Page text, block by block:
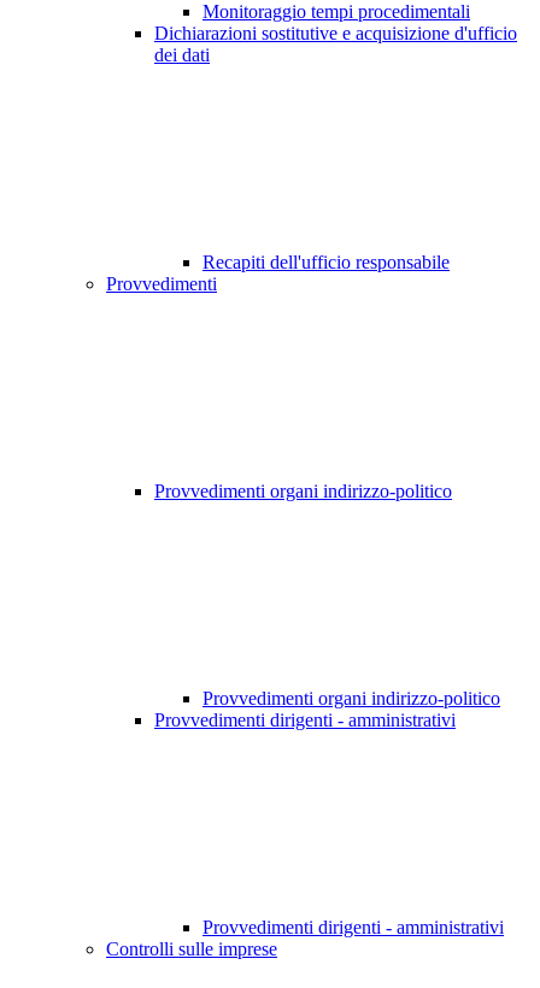
Monitoraggio tempi procedimentali
Dichiarazioni sostitutive e acquisizione d'ufficio
dei dati
Recapiti dell'ufficio responsabile
Provvedimenti
Provvedimenti organi indirizzo-politico
Provvedimenti organi indirizzo-politico
Provvedimenti dirigenti - amministrativi
Provvedimenti dirigenti - amministrativi
Controlli sulle imprese